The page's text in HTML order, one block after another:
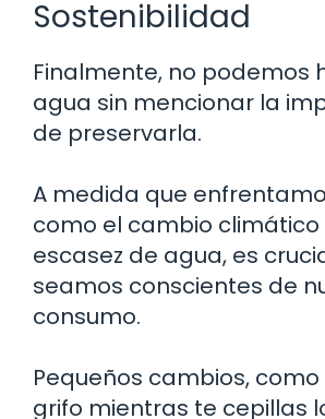
Sostenibilidad
Finalmente, no podemos
agua sin mencionar la
de preservarla.
A medida que
como el cambio climático
escasez de agua, es
seamos conscientes de
consumo.
Pequeños cambios,
grifo mientras te cepillas